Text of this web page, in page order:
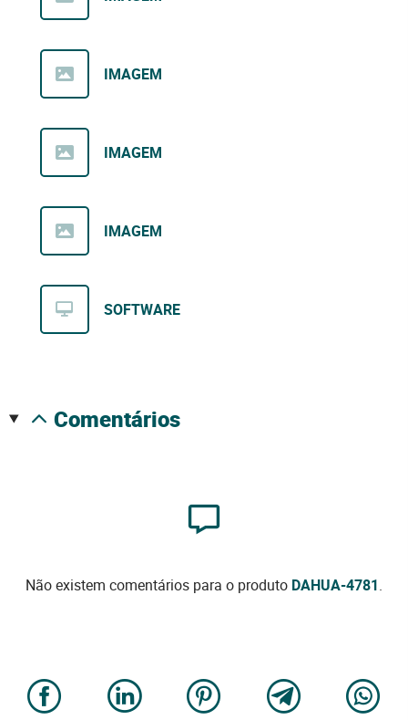
IMAGEM
IMAGEM
IMAGEM
SOFTWARE
comentários
Não existem comentários para o produto DAHUA-4781.